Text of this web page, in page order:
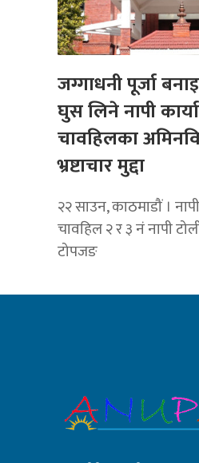
जग्गाधनी पूर्जा
घुस लिने नापी
चावहिलका
भ्रष्टाचार मुद्दा
२२ साउन, काठमाडौं ।
चावहिल २ र ३ नं नापी
टोपजङ